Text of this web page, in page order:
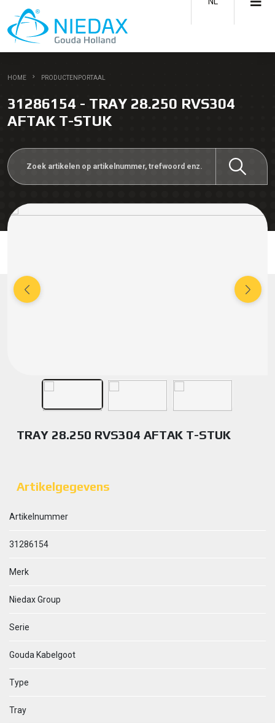
HOME PRODUCTENPORTAAL
31286154 - TRAY 28.250 RVS304
AFTAK T-STUK
TRAY 28.250 RVS304 AFTAK T-STUK
Artikelgegevens
Artikelnummer
31286154
Merk
Niedax Group
Serie
Gouda Kabelgoot
Type
Tray